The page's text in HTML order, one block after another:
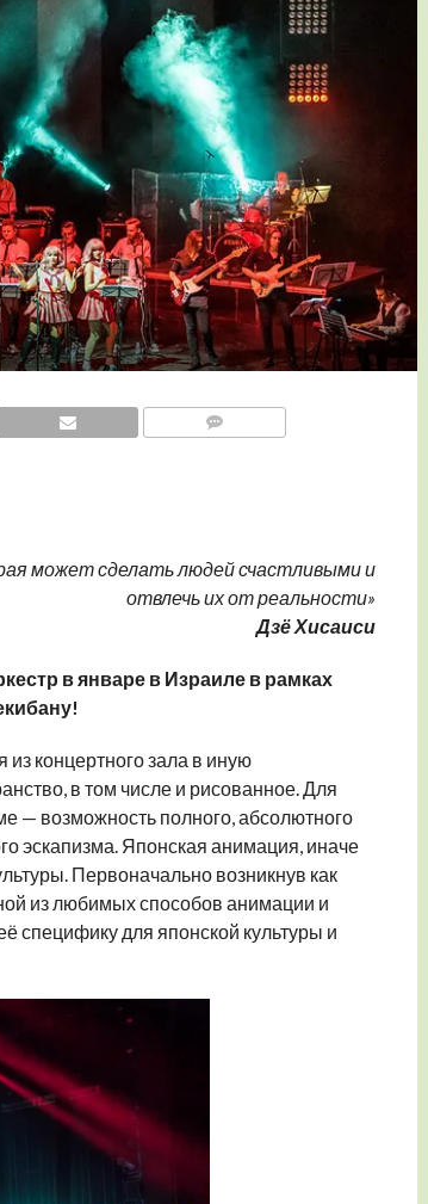
может сделать людей счастливыми и
отвлечь их от реальности»
Дзё Хисаиси
в январе в Израиле в рамках
из концертного зала в иную
в том числе и рисованное. Для
— возможность полного, абсолютного
эскапизма. Японская анимация, иначе
Первоначально возникнув как
из любимых способов анимации и
специфику для японской культуры и